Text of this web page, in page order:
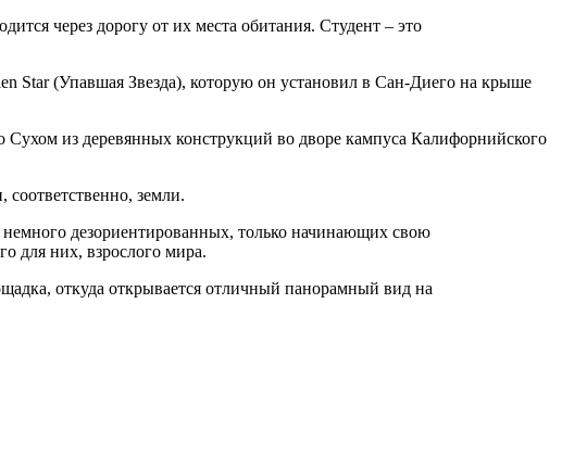
через дорогу от их места обитания. Студент – это
Star (Упавшая Звезда), которую он установил в Сан-Диего на крыше
из деревянных конструкций во дворе кампуса Калифорнийского
земли.
дезориентированных, только начинающих свою
для них, взрослого мира.
откуда открывается отличный панорамный вид на